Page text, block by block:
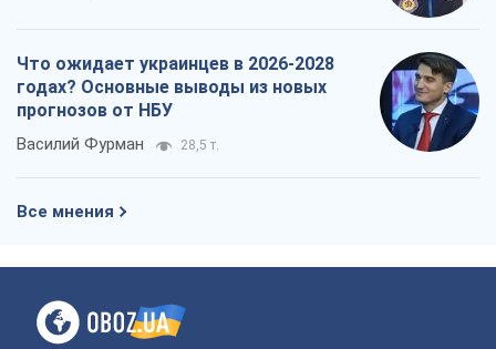
Что ожидает украинцев в 2026-2028
годах? Основные выводы из новых
прогнозов от НБУ
Василий Фурман 28,5 т.
Все мнения